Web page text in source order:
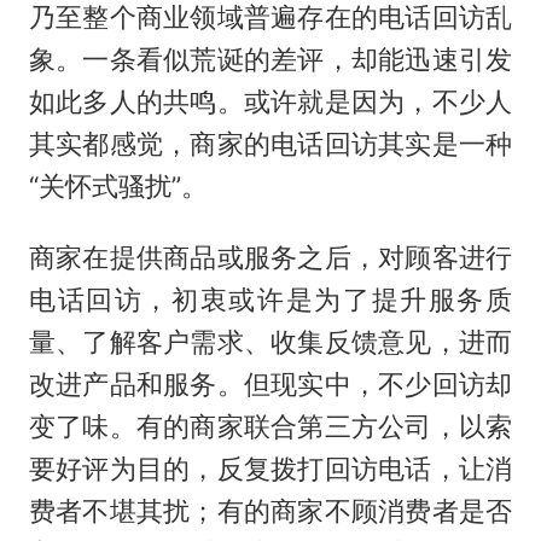
乃至整个商业领域普遍存在的电话回访乱
象。一条看似荒诞的差评，却能迅速引发
如此多人的共鸣。或许就是因为，不少人
其实都感觉，商家的电话回访其实是一种
“关怀式骚扰”。
商家在提供商品或服务之后，对顾客进行
电话回访，初衷或许是为了提升服务质
量、了解客户需求、收集反馈意见，进而
改进产品和服务。但现实中，不少回访却
变了味。有的商家联合第三方公司，以索
要好评为目的，反复拨打回访电话，让消
费者不堪其扰；有的商家不顾消费者是否